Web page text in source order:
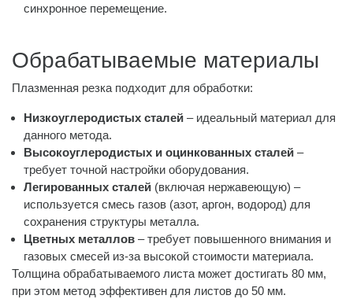
синхронное перемещение.
Обрабатываемые материалы
Плазменная резка подходит для обработки:
Низкоуглеродистых сталей – идеальный материал для
данного метода.
Высокоуглеродистых и оцинкованных сталей –
требует точной настройки оборудования.
Легированных сталей (включая нержавеющую) –
используется смесь газов (азот, аргон, водород) для
сохранения структуры металла.
Цветных металлов – требует повышенного внимания и
газовых смесей из-за высокой стоимости материала.
Толщина обрабатываемого листа может достигать 80 мм,
при этом метод эффективен для листов до 50 мм.